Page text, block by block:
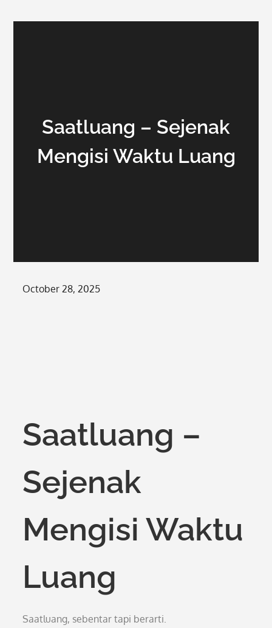
Saatluang – Sejenak
Mengisi Waktu Luang
Posted
October 28, 2025
Saatluang –
Sejenak
Mengisi Waktu
Luang
Saatluang, sebentar tapi berarti.